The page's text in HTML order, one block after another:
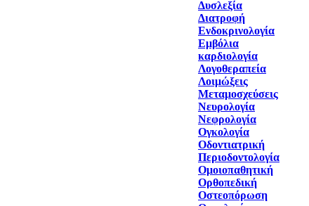
Δυσλεξία
Διατροφή
Ενδοκρινολογία
Εμβόλια
καρδιολογία
Λογοθεραπεία
Λοιμώξεις
Μεταμοσχεύσεις
Νευρολογία
Νεφρολογία
Ογκολογία
Οδοντιατρική
Περιοδοντολογία
Ομοιοπαθητική
Ορθοπεδική
Οστεοπόρωση